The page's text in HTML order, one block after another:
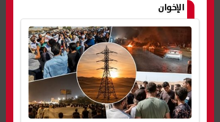
الإخوان